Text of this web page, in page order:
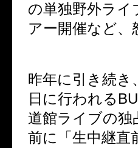
の単独野外ライ
アー開催など
昨年に引き続き
日に行われる
道館ライブの独
前に「生中継直